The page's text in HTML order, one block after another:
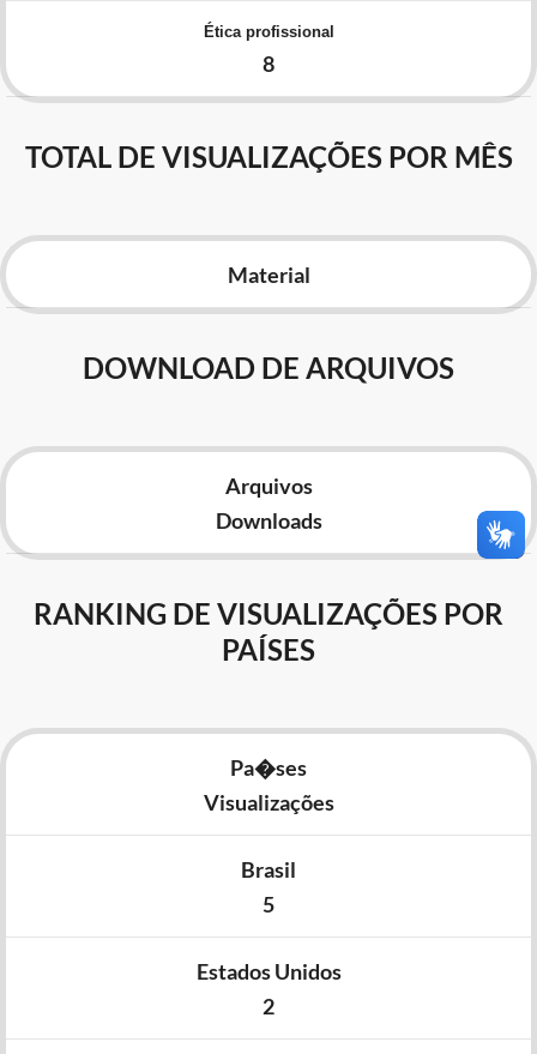
Banco Central do Brasil
Ética profissional
8
TOTAL DE VISUALIZAÇÕES POR MÊS
Material
DOWNLOAD DE ARQUIVOS
Arquivos
Downloads
RANKING DE VISUALIZAÇÕES POR
PAÍSES
Pa�ses
Visualizações
Brasil
5
Estados Unidos
2